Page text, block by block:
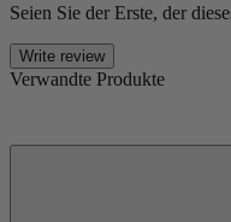
Seien Sie der Erste, der
Write review
Verwandte Produkte